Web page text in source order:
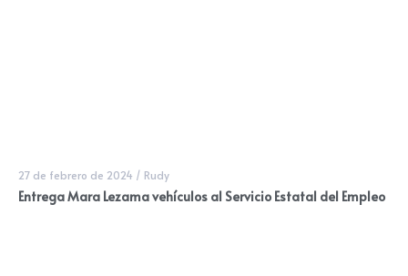
27 de febrero de 2024 / Rudy
Entrega Mara Lezama vehículos al Servicio Estatal del Empleo